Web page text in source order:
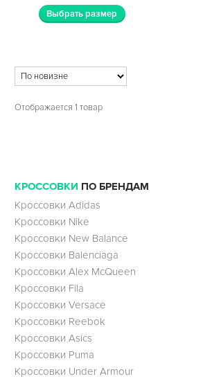
Выбрать размер
Отображается 1 товар
КРОССОВКИ ПО БРЕНДАМ
Кроссовки Adidas
Кроссовки Nike
Кроссовки New Balance
Кроссовки Balenciaga
Кроссовки Alex McQueen
Кроссовки Fila
Кроссовки Versace
Кроссовки Reebok
Кроссовки Asics
Кроссовки Puma
Кроссовки Under Armour